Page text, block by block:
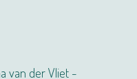
van der Vliet -